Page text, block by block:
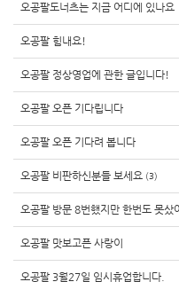
오공팔도너츠는 지금 어디에 있나요
오공팔 힘내요!
오공팔 정상영업에 관한 글입니다!
오공팔 오픈 기다립니다
오공팔 오픈 기다려 봅니다
오공팔 비판하신분들 보세요 (3)
오공팔 방문 8번했지만 한번도 못샀
오공팔 맛보고픈 사랑이
오공팔 3월27일 임시휴업합니다.